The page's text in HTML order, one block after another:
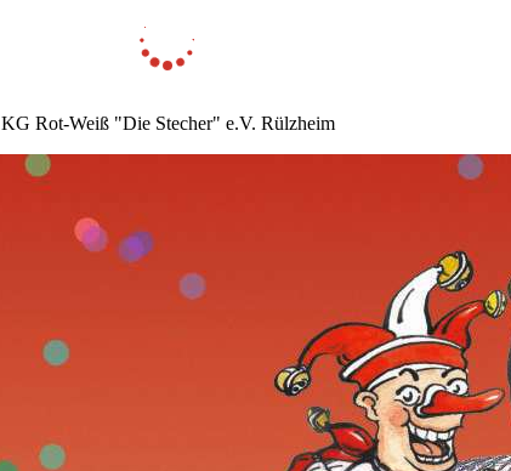
KG Rot-Weiß "Die Stecher" e.V. Rülzheim